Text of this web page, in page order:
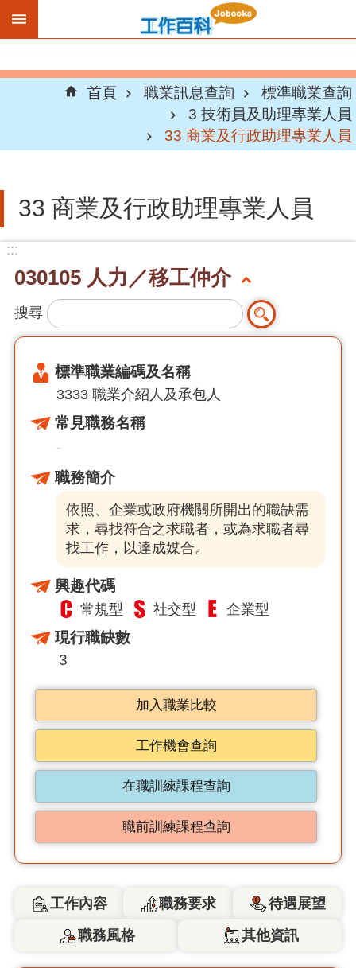
跳到主要內容區塊
首頁 職業訊息查詢
標準職業查詢
3 技術員及助理專業人員
33 商業及行政助理專業人員
33 商業及行政助理專業人員
:::
030105 人力／移工仲介
搜尋
標準職業編碼及名稱
3333 職業介紹人及承包人
常見職務名稱
-
職務簡介
依照、企業或政府機關所開出的職缺需
求，尋找符合之求職者，或為求職者尋
找工作，以達成媒合。
興趣代碼
常規型 社交型 企業型
現行職缺數
3
加入職業比較
工作機會查詢
在職訓練課程查詢
職前訓練課程查詢
工作內容 職務要求
待遇展望
職務風格
其他資訊